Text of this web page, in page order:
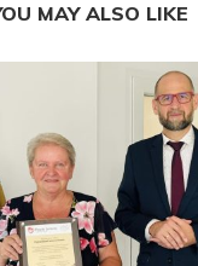
MAY ALSO LIKE